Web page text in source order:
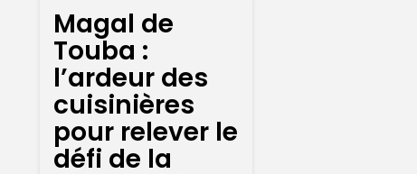
Magal de
Touba :
l’ardeur des
cuisinières
pour relever le
défi de la